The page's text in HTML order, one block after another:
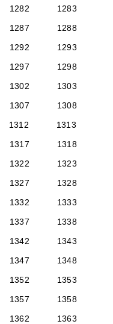
1282
1283
1287
1288
1292
1293
1297
1298
1302
1303
1307
1308
1312
1313
1317
1318
1322
1323
1327
1328
1332
1333
1337
1338
1342
1343
1347
1348
1352
1353
1357
1358
1362
1363